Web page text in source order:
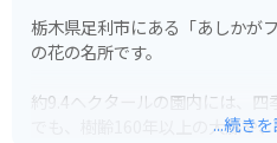
栃木県足利市にある「あしかが
の花の名所です。
約9.4ヘクタールの園内には、
でも、樹齢160年以上の大藤や
...続き